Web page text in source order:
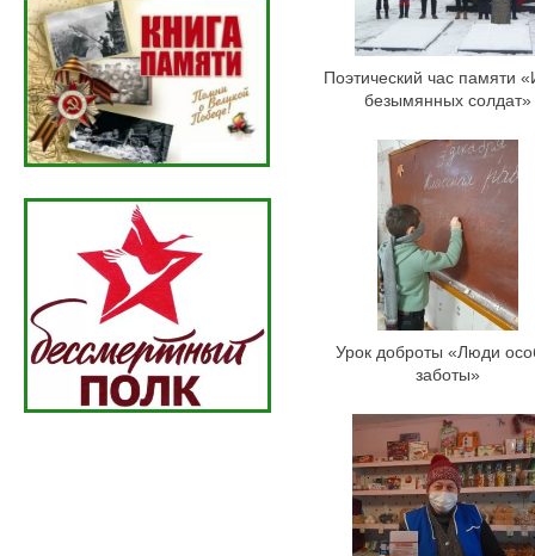
Поэтический час памяти
безымянных солдат»
Урок доброты «Люди
заботы»